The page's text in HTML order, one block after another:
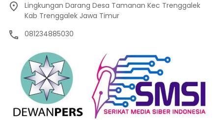
Lingkungan Darang Desa Tamanan Kec Trenggalek
Kab Trenggalek Jawa Timur
081234885030